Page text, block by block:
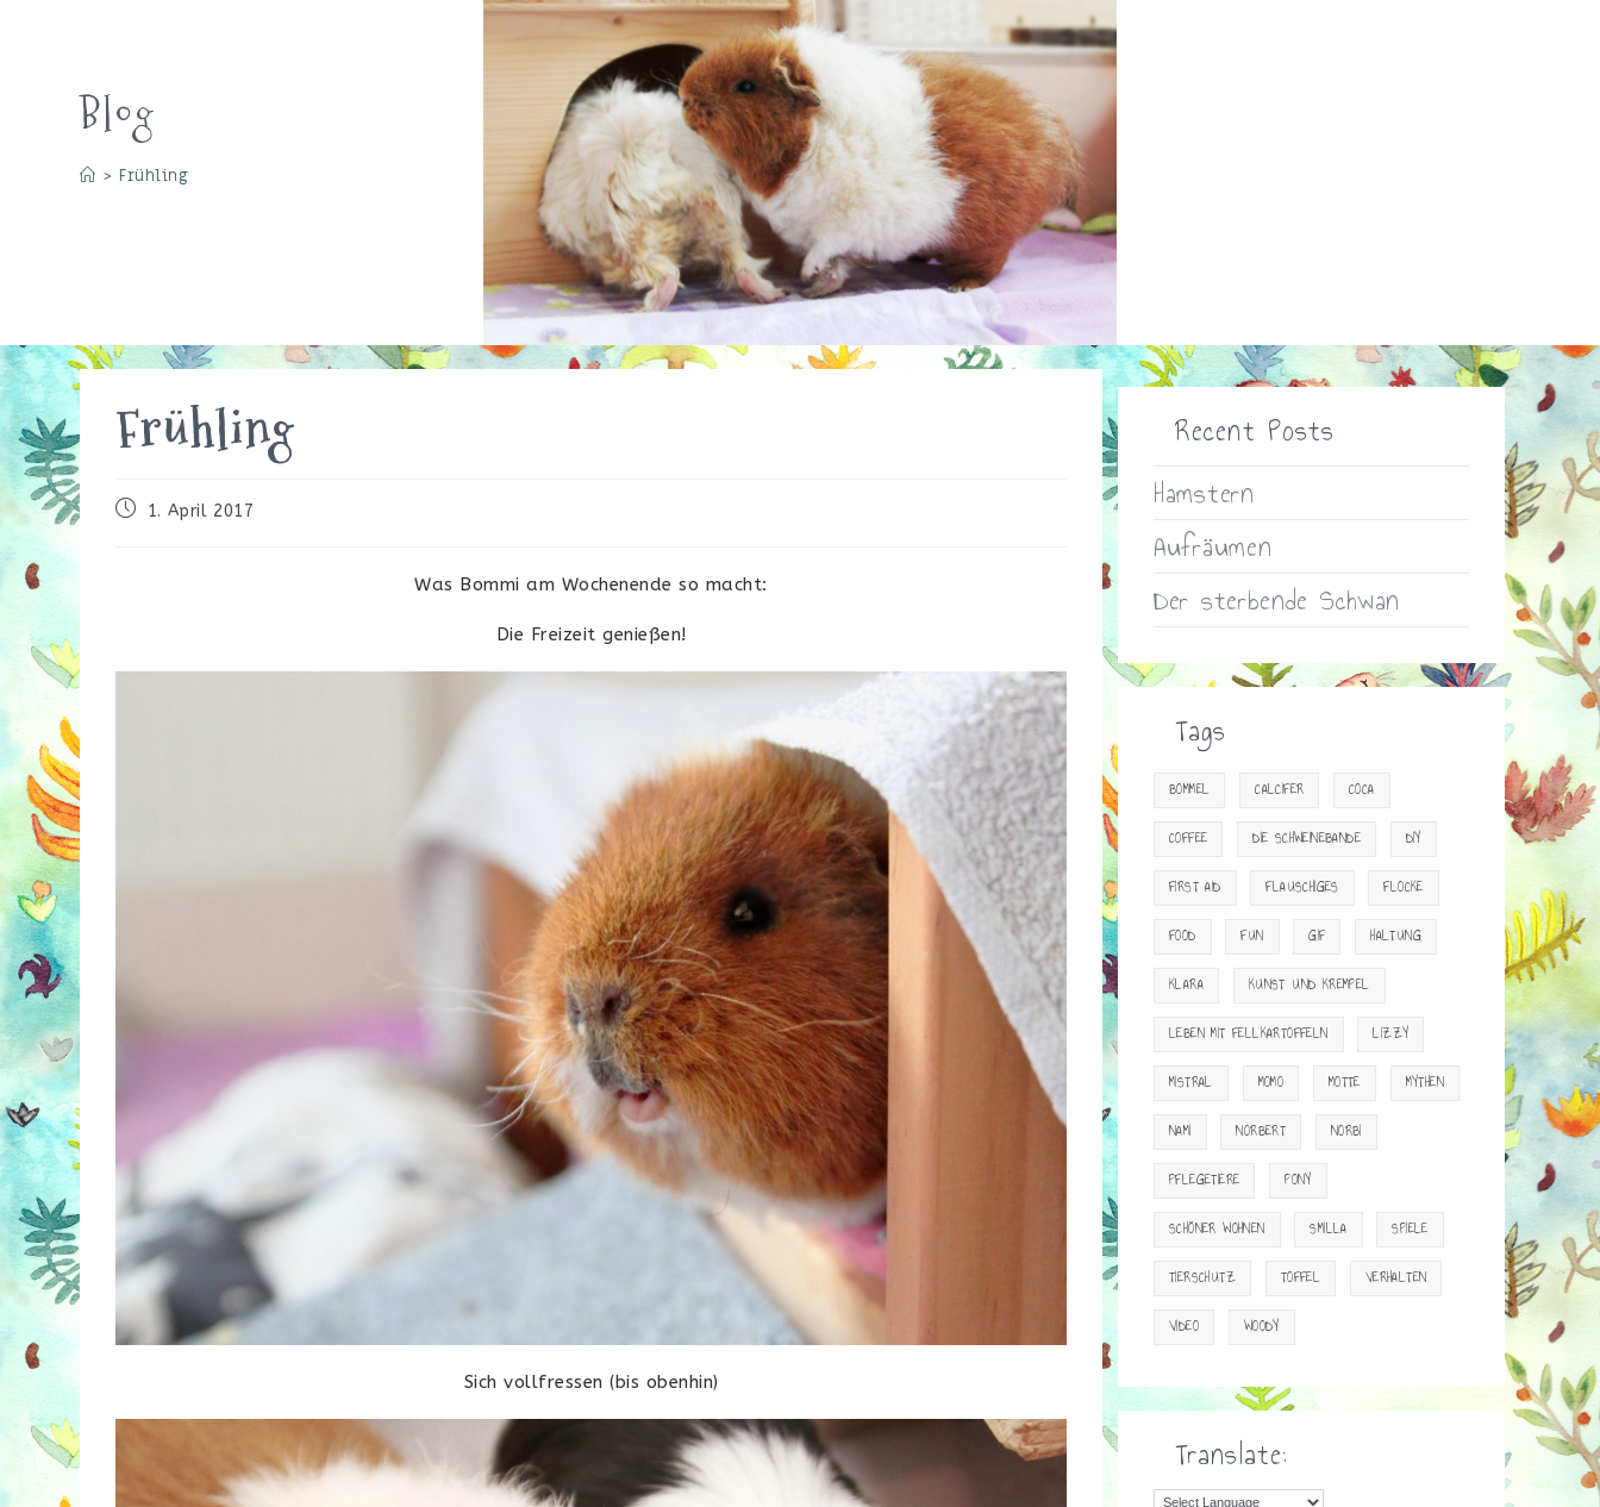
Blog
> Frühling
Frühling
Beitrag1. April 2017
Was Bommi am Wochenende so macht:
Die Freizeit genießen!
Sich vollfressen (bis obenhin)
Recent Posts
Hamstern
Aufräumen
Der sterbende Schwan
Tags
BOMMEL CALCIFER COCA
COFFEE DIE SCHWEINEBANDE DIY
FIRST AID FLAUSCHIGES FLOCKE
FOOD FUN GIF HALTUNG
KLARA KUNST UND KREMPEL
LEBEN MIT FELLKARTOFFELN LIZZY
MISTRAL MOMO MOTTE MYTHEN
NAMI NORBERT NORBI
PFLEGETIERE PONY
SCHÖNER WOHNEN SMILLA SPIELE
TIERSCHUTZ TOFFEL VERHALTEN
VIDEO WOODY
Translate: